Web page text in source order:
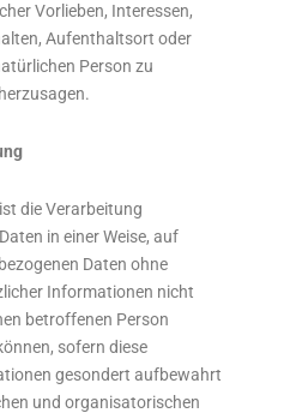
Vorlieben, Interessen,
Aufenthaltsort oder
Person zu
die Verarbeitung
in einer Weise, auf
Daten ohne
Informationen nicht
betroffenen Person
sofern diese
gesondert aufbewahrt
und organisatorischen